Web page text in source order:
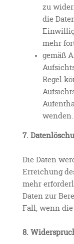
zu
die
mehr
gemäß
Regel
wenden.
7.
Die Daten
Erreichung
mehr
Daten zur
Fall, wenn
8.